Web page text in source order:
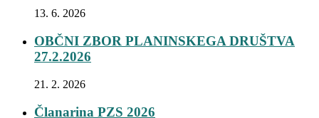
13. 6. 2026
OBČNI ZBOR PLANINSKEGA DRUŠTVA
27.2.2026
21. 2. 2026
Članarina PZS 2026